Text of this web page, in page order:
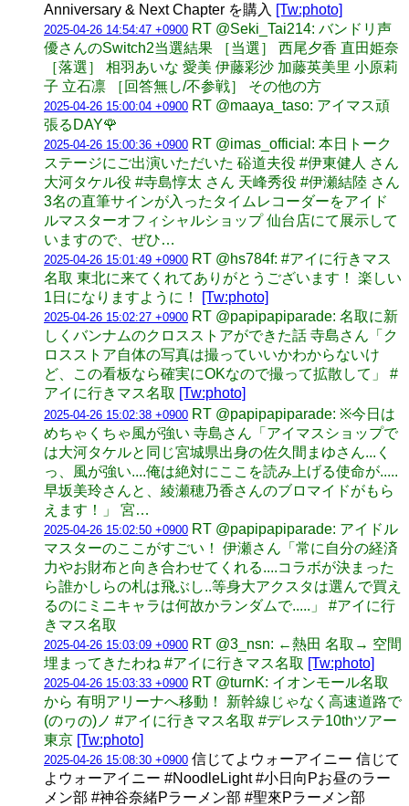
Anniversary & Next Chapter を購入 [Tw:photo]
2025-04-26 14:54:47 +0900 RT @Seki_Tai214: バンドリ声
優さんのSwitch2当選結果 ［当選］ 西尾夕香 直田姫奈
［落選］ 相羽あいな 愛美 伊藤彩沙 加藤英美里 小原莉
子 立石凛 ［回答無し/不参戦］ その他の方
2025-04-26 15:00:04 +0900 RT @maaya_taso: アイマス頑
張るDAY🌹
2025-04-26 15:00:36 +0900 RT @imas_official: 本日トーク
ステージにご出演いただいた 硲道夫役 #伊東健人 さん
大河タケル役 #寺島惇太 さん 天峰秀役 #伊瀬結陸 さん
3名の直筆サインが入ったタイムレコーダーをアイド
ルマスターオフィシャルショップ 仙台店にて展示して
いますので、ぜひ…
2025-04-26 15:01:49 +0900 RT @hs784f: #アイに行きマス
名取 東北に来てくれてありがとうございます！ 楽しい
1日になりますように！
[Tw:photo]
2025-04-26 15:02:27 +0900 RT @papipapiparade: 名取に新
しくバンナムのクロスストアができた話 寺島さん「ク
ロスストア自体の写真は撮っていいかわからないけ
ど、この看板なら確実にOKなので撮って拡散して」 #
アイに行きマス名取 [Tw:photo]
2025-04-26 15:02:38 +0900 RT @papipapiparade: ※今日は
めちゃくちゃ風が強い 寺島さん「アイマスショップで
は大河タケルと同じ宮城県出身の佐久間まゆさん...く
っ、風が強い....俺は絶対にここを読み上げる使命が.....
早坂美玲さんと、綾瀬穂乃香さんのブロマイドがもら
えます！」 宮…
2025-04-26 15:02:50 +0900 RT @papipapiparade: アイドル
マスターのここがすごい！ 伊瀬さん「常に自分の経済
力やお財布と向き合わせてくれる....コラボが決まった
ら誰かしらの札は飛ぶし..等身大アクスタは選んで買え
るのにミニキャラは何故かランダムで.....」 #アイに行
きマス名取
2025-04-26 15:03:09 +0900 RT @3_nsn: ←熱田 名取→ 空間
埋まってきたわね #アイに行きマス名取 [Tw:photo]
2025-04-26 15:03:33 +0900 RT @turnK: イオンモール名取
から 有明アリーナへ移動！ 新幹線じゃなく高速道路で
(のヮの)ノ #アイに行きマス名取 #デレステ10thツアー
東京 [Tw:photo]
2025-04-26 15:08:30 +0900 信じてよウォーアイニー 信じて
よウォーアイニー #NoodleLight #小日向Pお昼のラー
メン部 #神谷奈緒Pラーメン部 #聖來Pラーメン部